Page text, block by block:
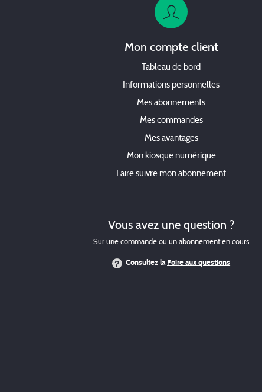
Mon compte client
Tableau de bord
Informations personnelles
Mes abonnements
Mes commandes
Mes avantages
Mon kiosque numérique
Faire suivre mon abonnement
Vous avez une question ?
Sur une commande ou un abonnement en cours
Consultez laFoire aux questions